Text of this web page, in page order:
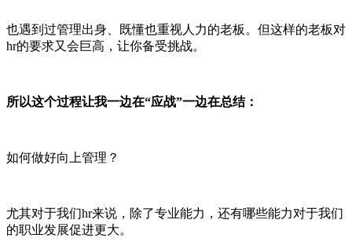
也遇到过管理出身、既懂也重视人力的老板。但这样的老板对
hr的要求又会巨高，让你备受挑战。
所以这个过程让我一边在“应战”一边在总结：
如何做好向上管理？
尤其对于我们hr来说，除了专业能力，还有哪些能力对于我们
的职业发展促进更大。